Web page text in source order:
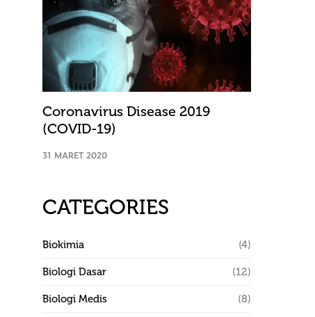
Coronavirus Disease 2019
(COVID-19)
31 MARET 2020
CATEGORIES
Biokimia (4)
Biologi Dasar (12)
Biologi Medis (8)